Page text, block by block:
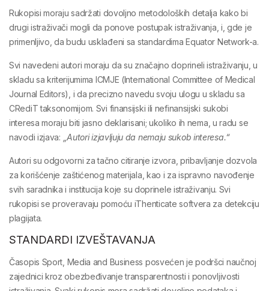
Rukopisi moraju sadržati dovoljno metodoloških detalja kako bi
drugi istraživači mogli da ponove postupak istraživanja , i, gde je
primenljivo, da budu usklađeni sa standardima Equator Network-a.
Svi navedeni autori moraju da su značajno doprineli istraživanju , u
skladu sa kriterijumima ICMJE (International Committee of Medical
Journal Editors) , i da precizno navedu svoju ulogu u skladu sa
CRediT taksonomijom. Svi finansijski ili nefinansijski sukobi
interesa moraju biti jasno deklarisani; ukoliko ih nema, u radu se
navodi izjava:
„Autori izjavljuju da nemaju sukob interesa.“
Autori su odgovorni zatačno citiranje izvora , pribavljanjedozvola
za korišćenje zaštićenog materijala , kao i zaispravno navođenje
svih saradnika i institucija koje su doprinele istraživanju. Svi
rukopisi se proveravaju pomoću iThenticate softvera za detekciju
plagijata.
STANDARDI IZVEŠTAVANJA
Časopis Sport, Media and Business posvećen je podršci naučnoj
zajednici kroz obezbeđivanjetransparentnosti i ponovljivosti